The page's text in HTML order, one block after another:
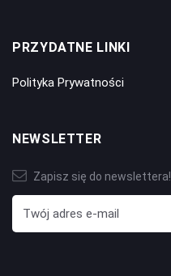
PRZYDATNE LINKI
Polityka Prywatności
NEWSLETTER
Zapisz się do newslettera!